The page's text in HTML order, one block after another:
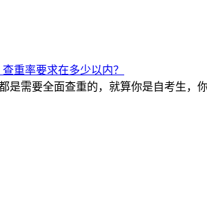
重率要求在多少以内？
是需要全面查重的，就算你是自考生